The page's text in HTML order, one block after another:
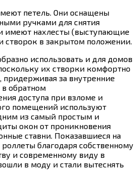
петель. Они оснащены
ручками для снятия
имеют нахлесты (выступающие
створок в закрытом положении.
использовать и для домов
их створки комфортно
придерживая за внутренние
обратном
доступа при взломе и
помещений используют
из самый простым и
окон от проникновения
ставни. Показавшиеся на
благодаря собственному
и современному виду в
в моду и стали вытеснять